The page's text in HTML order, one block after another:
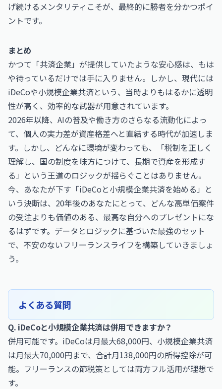
げ続けるメンタリティこそが、最終的に勝者を分かつポイ
ントです。
まとめ
かつて「共済企業」が提供していたような安心感は、もは
や待っているだけでは手に入りません。しかし、現代には
iDeCoや小規模企業共済という、当時よりもはるかに透明
性が高く、効率的な武器が用意されています。
2026年以降、AIの普及や働き方のさらなる流動化によっ
て、個人の実力差が資産格差へと直結する時代が加速しま
す。しかし、どんなに環境が変わっても、「税制を正しく
理解し、国の制度を味方につけて、長期で資産を形成す
る」という王道のロジックが揺らぐことはありません。
今、あなたが下す「iDeCoと小規模企業共済を始める」と
いう決断は、20年後のあなたにとって、どんな高単価案件
の受注よりも価値のある、最高な自分へのプレゼントにな
るはずです。データとロジックに基づいた最強のセット
で、不安のないフリーランスライフを構築していきましょ
う。
よくある質問
Q. iDeCoと小規模企業共済は併用できますか？
併用可能です。iDeCoは月最大68,000円、小規模企業共済
は月最大70,000円まで、合計月138,000円の所得控除が可
能。フリーランスの節税策としては両方フル活用が理想で
す。